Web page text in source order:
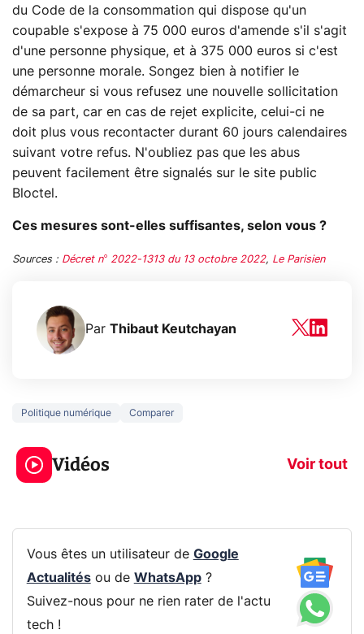
du Code de la consommation qui dispose qu'un
coupable s'expose à 75 000 euros d'amende s'il s'agit
d'une personne physique, et à 375 000 euros si c'est
une personne morale. Songez bien à notifier le
démarcheur si vous refusez une nouvelle sollicitation
de sa part, car en cas de rejet explicite, celui-ci ne
doit plus vous recontacter durant 60 jours calendaires
suivant votre refus. N'oubliez pas que les abus
peuvent facilement être signalés sur le site public
Bloctel.
Ces mesures sont-elles suffisantes, selon vous ?
Sources : Décret n° 2022-1313 du 13 octobre 2022, Le Parisien
Par Thibaut Keutchayan
Politique numérique Comparer
Vidéos Voir tout
3 écrans en 1 pour
319€ ? Voici L'AOC
CQ32G4ZA !
prochaine
Vous êtes un utilisateur de Google
Actualitésou de WhatsApp?
Suivez-nous pour ne rien rater de l'actu
tech !